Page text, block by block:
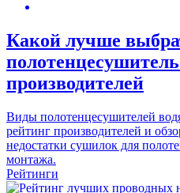
Какой лучше
производителей
Виды полотенцесушителей
рейтинг производителей и
недостатки сушилок для
монтажа.
Рейтинги